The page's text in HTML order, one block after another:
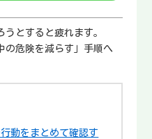
とすると疲れます。
の危険を減らす」手順へ
動をまとめて確認す